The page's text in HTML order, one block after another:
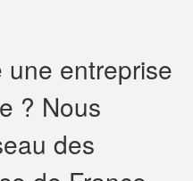
une entreprise
? Nous
des